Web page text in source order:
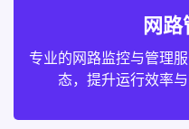
网
专业的网路监控与管理
态，提升运行效率